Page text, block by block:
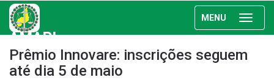
MENU
AMAPI
Prêmio Innovare: inscrições seguem
até dia 5 de maio